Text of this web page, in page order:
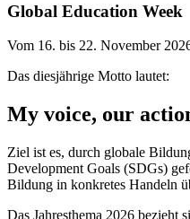
Global Education Week
Vom 16. bis 22. November
Das diesjährige Motto lautet:
My voice, our
Ziel ist es, durch globale
Development Goals (SDGs)
Bildung in konkretes Handeln
Das Jahresthema 2026